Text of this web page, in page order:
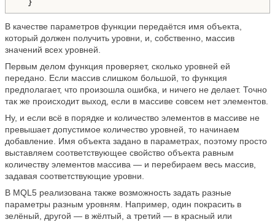
}
В качестве параметров функции передаётся имя объекта,
который должен получить уровни, и, собственно, массив
значений всех уровней.
Первым делом функция проверяет, сколько уровней ей
передано. Если массив слишком большой, то функция
предполагает, что произошла ошибка, и ничего не делает. Точно
так же происходит выход, если в массиве совсем нет элементов.
Ну, и если всё в порядке и количество элементов в массиве не
превышает допустимое количество уровней, то начинаем
добавление. Имя объекта задано в параметрах, поэтому просто
выставляем соответствующее свойство объекта равным
количеству элементов массива — и перебираем весь массив,
задавая соответствующие уровни.
В MQL5 реализована также возможность задать разные
параметры разным уровням. Например, один покрасить в
зелёный, другой — в жёлтый, а третий — в красный или